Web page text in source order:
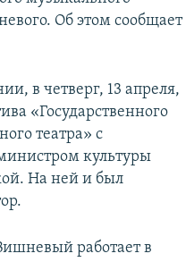
Об этом сообщает
в четверг, 13 апреля,
«Государственного
театра» с
культуры
На ней и был
работает в